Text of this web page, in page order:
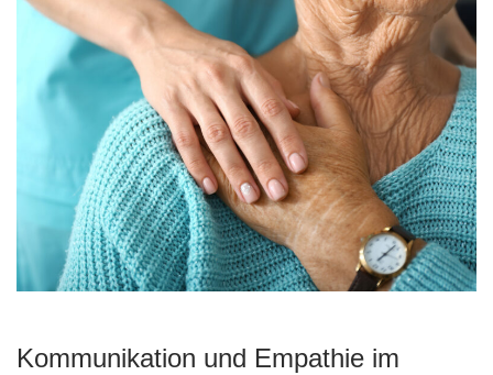
Kommunikation und Empathie im